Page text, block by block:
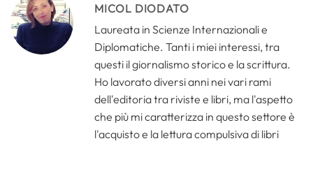
MICOL DIODATO
Laureata in Scienze Internazionali e
Diplomatiche. Tanti i miei interessi, tra
questi il giornalismo storico e la scrittura.
Ho lavorato diversi anni nei vari rami
dell'editoria tra riviste e libri, ma l'aspetto
che più mi caratterizza in questo settore è
l'acquisto e la lettura compulsiva di libri